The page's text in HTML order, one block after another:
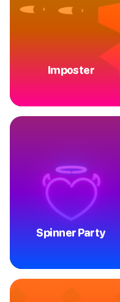
Imposter
Spinner Party